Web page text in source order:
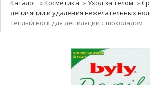
Косметика
Маникюр и педикюр
Каталог »Косметика »Уход за телом »
депиляции и удаления нежелательных
Теплый воск для депиляции с шоколадом